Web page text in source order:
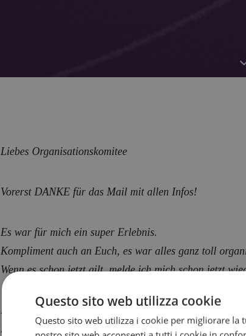
Liebes Organisationskomitee
Vorerst DANKE für das Mail mit allen Infos!
Es war für mich ein super Erlebnis.
Kompliment auch an Euch, es war alles ganz toll
Wenn es schon jetzt gilt, melde ich mich schon jetzt
Ich habe mit meiner Frau auch wieder ein paar tolle
Den Schiurlaub verbringen wir auch schon seit 8
Questo sito web utilizza cookie
Questo sito web utilizza i cookie per migliorare la